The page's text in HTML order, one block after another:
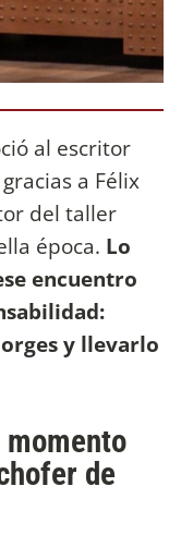
al escritor
a Félix
del taller
época. Lo
encuentro
y llevarlo
momento
de